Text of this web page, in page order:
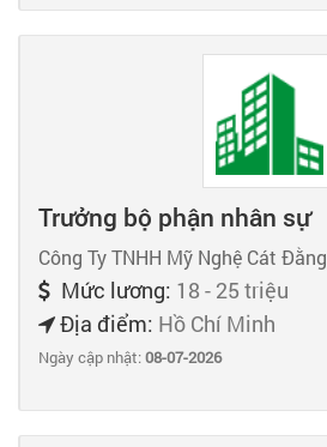
Trưởng bộ phận nhân sự
Công Ty TNHH Mỹ Nghệ Cát Đằng
Mức lương: 18 - 25 triệu
Địa điểm: Hồ Chí Minh
Ngày cập nhật:08-07-2026